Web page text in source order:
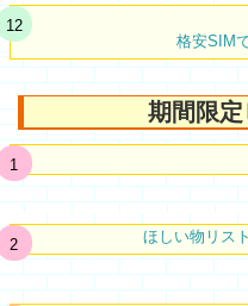
格安SIM
期間限
ほしい物リス